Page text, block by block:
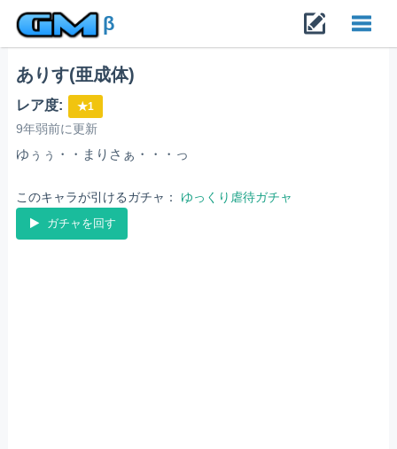
β
ありす(亜成体)
レア度: ★1
9年弱前に更新
ゆぅぅ・・まりさぁ・・・っ
このキャラが引けるガチャ： ゆっくり虐待ガチャ
ガチャを回す